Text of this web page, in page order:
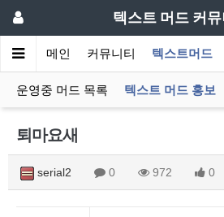
텍스트 머드 커뮤
메인 커뮤니티 텍스트머드
운영중 머드 목록 텍스트 머드 홍보
퇴마요새
serial2 0 972 0